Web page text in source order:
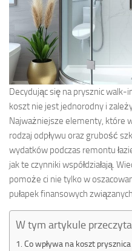
Decydując się na prysznic
koszt nie jest jednorodny i
Najważniejsze elementy, które
rodzaj odpływu oraz grubość
wydatków podczas remontu
jak te czynniki współdziałają.
pomoże ci nie tylko w
pułapek finansowych
W tym artykule
Co wpływa na koszt